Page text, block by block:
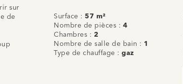
sur
de
Surface :57 m²
Nombre de pièces : 4
Chambres : 2
Nombre de salle de bain : 1
Type de chauffage :gaz